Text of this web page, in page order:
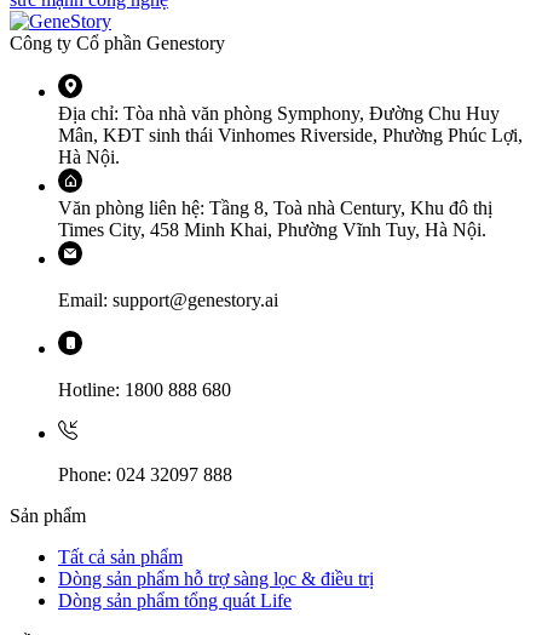
Công ty Cổ phần Genestory
Địa chỉ: Tòa nhà văn phòng Symphony, Đường Chu Huy
Mân, KĐT sinh thái Vinhomes Riverside, Phường Phúc Lợi,
Hà Nội.
Văn phòng liên hệ: Tầng 8, Toà nhà Century, Khu đô thị
Times City, 458 Minh Khai, Phường Vĩnh Tuy, Hà Nội.
Email: support@genestory.ai
Hotline: 1800 888 680
Phone: 024 32097 888
Sản phẩm
Tất cả sản phẩm
Dòng sản phẩm hỗ trợ sàng lọc & điều trị
Dòng sản phẩm tổng quát Life